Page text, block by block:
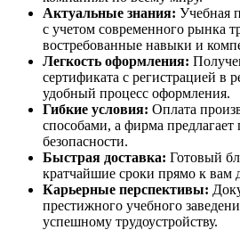
Актуальные знания: Учебная
с учетом современного рынка
востребованные навыки и
Легкость оформления:
сертификата с регистрацией в
удобный процесс оформления.
Гибкие условия: Оплата
способами, а фирма предлагает
безопасности.
Быстрая доставка: Готовый
кратчайшие сроки прямо к вам
Карьерные перспективы:
престижного учебного
успешному трудоустройству.